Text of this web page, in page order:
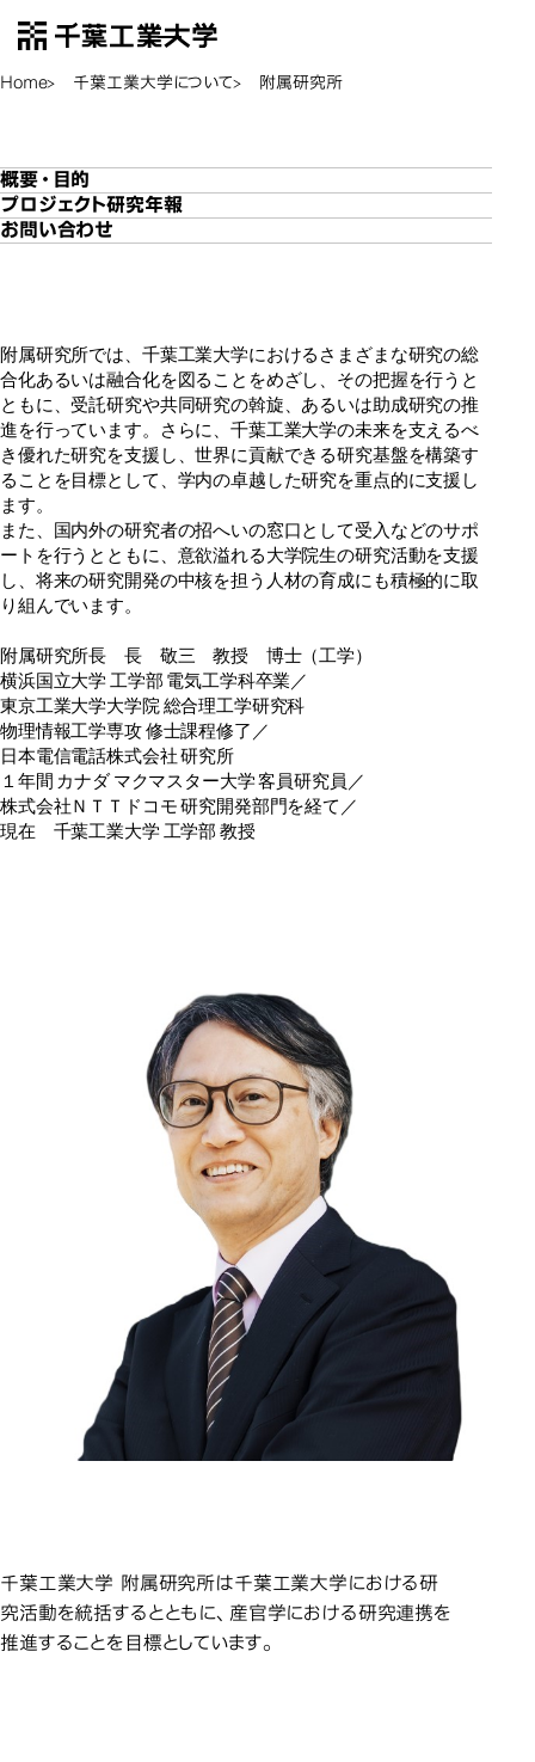
千葉工業大学
Open Menu
Home 千葉工業大学について 附属研究所
附属研究所
概要・目的
プロジェクト研究年報
お問い合わせ
附属研究所では、千葉工業大学におけるさまざまな研究の総
合化あるいは融合化を図ることをめざし、その把握を行うと
ともに、受託研究や共同研究の斡旋、あるいは助成研究の推
進を行っています。さらに、千葉工業大学の未来を支えるべ
き優れた研究を支援し、世界に貢献できる研究基盤を構築す
ることを目標として、学内の卓越した研究を重点的に支援し
ます。
また、国内外の研究者の招へいの窓口として受入などのサポ
ートを行うとともに、意欲溢れる大学院生の研究活動を支援
し、将来の研究開発の中核を担う人材の育成にも積極的に取
り組んでいます。
附属研究所長 長 敬三 教授 博士（工学）
横浜国立大学 工学部 電気工学科卒業／
東京工業大学大学院 総合理工学研究科
物理情報工学専攻 修士課程修了／
日本電信電話株式会社 研究所
１年間 カナダ マクマスター大学 客員研究員／
株式会社ＮＴＴドコモ 研究開発部門を経て／
現在 千葉工業大学 工学部 教授
概要・目的
千葉工業大学 附属研究所は千葉工業大学における研
究活動を統括するとともに、産官学における研究連携を
推進することを目標としています。